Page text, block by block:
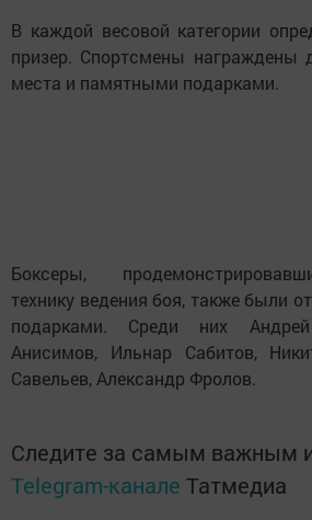
В каждой весовой категории
призер. Спортсмены
места и памятными подарками.
Боксеры,
технику ведения боя, также были
подарками. Среди них
Анисимов, Ильнар Сабитов,
Савельев, Александр Фролов.
Следите за самым важным
Telegram-канале Татмедиа